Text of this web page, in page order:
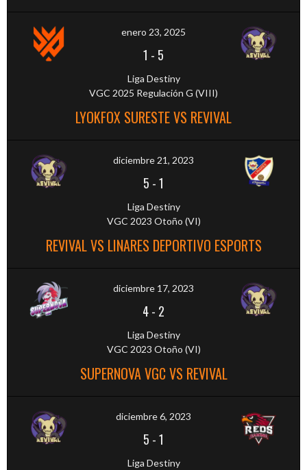
enero 23, 2025
1 - 5
Liga Destiny
VGC 2025 Regulación G (VIII)
LYOKFOX SURESTE VS REVIVAL
diciembre 21, 2023
5 -1
Liga Destiny
VGC 2023 Otoño (VI)
REVIVAL VS LINARES DEPORTIVO ESPORTS
diciembre 17, 2023
4- 2
Liga Destiny
VGC 2023 Otoño (VI)
SUPERNOVA VGC VS REVIVAL
diciembre 6, 2023
5 -1
Liga Destiny